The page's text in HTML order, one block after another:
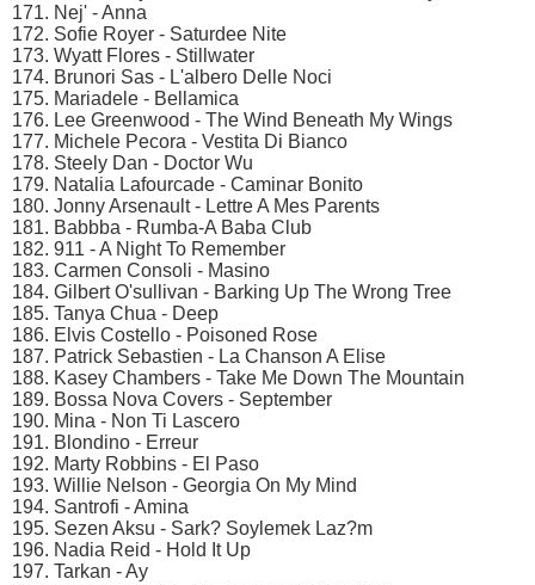
171. Nej' - Anna
172. Sofie Royer - Saturdee Nite
173. Wyatt Flores - Stillwater
174. Brunori Sas - L'albero Delle Noci
175. Mariadele - Bellamica
176. Lee Greenwood - The Wind Beneath My Wings
177. Michele Pecora - Vestita Di Bianco
178. Steely Dan - Doctor Wu
179. Natalia Lafourcade - Caminar Bonito
180. Jonny Arsenault - Lettre A Mes Parents
181. Babbba - Rumba-A Baba Club
182. 911 - A Night To Remember
183. Carmen Consoli - Masino
184. Gilbert O'sullivan - Barking Up The Wrong Tree
185. Tanya Chua - Deep
186. Elvis Costello - Poisoned Rose
187. Patrick Sebastien - La Chanson A Elise
188. Kasey Chambers - Take Me Down The Mountain
189. Bossa Nova Covers - September
190. Mina - Non Ti Lascero
191. Blondino - Erreur
192. Marty Robbins - El Paso
193. Willie Nelson - Georgia On My Mind
194. Santrofi - Amina
195. Sezen Aksu - Sark? Soylemek Laz?m
196. Nadia Reid - Hold It Up
197. Tarkan - Ay